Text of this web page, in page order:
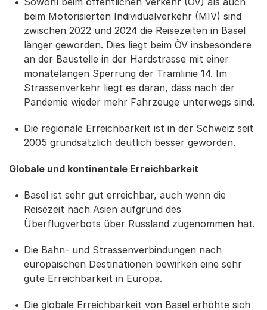
beim Motorisierten Individualverkehr (MIV) sind
zwischen 2022 und 2024 die Reisezeiten in Basel
länger geworden. Dies liegt beim ÖV insbesondere
an der Baustelle in der Hardstrasse mit einer
monatelangen Sperrung der Tramlinie 14. Im
Strassenverkehr liegt es daran, dass nach der
Pandemie wieder mehr Fahrzeuge unterwegs sind.
Die regionale Erreichbarkeit ist in der Schweiz seit
2005 grundsätzlich deutlich besser geworden.
Globale und kontinentale Erreichbarkeit
Basel ist sehr gut erreichbar, auch wenn die
Reisezeit nach Asien aufgrund des
Überflugverbots über Russland zugenommen hat.
Die Bahn- und Strassenverbindungen nach
europäischen Destinationen bewirken eine sehr
gute Erreichbarkeit in Europa.
Die globale Erreichbarkeit von Basel erhöhte sich